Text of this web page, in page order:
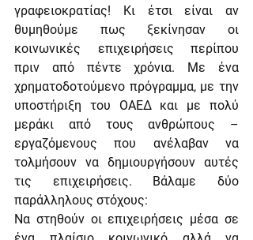
γραφειοκρατίας! Κι έτσι είναι αν
θυμηθούμε πως ξεκίνησαν οι
κοινωνικές επιχειρήσεις περίπου
πριν από πέντε χρόνια. Με ένα
χρηματοδοτούμενο πρόγραμμα, με την
υποστήριξη του ΟΑΕΔ και με πολύ
μεράκι από τους ανθρώπους –
εργαζόμενους που ανέλαβαν να
τολμήσουν να δημιουργήσουν αυτές
τις επιχειρήσεις. Βάλαμε δύο
παράλληλους στόχους:
Να στηθούν οι επιχειρήσεις μέσα σε